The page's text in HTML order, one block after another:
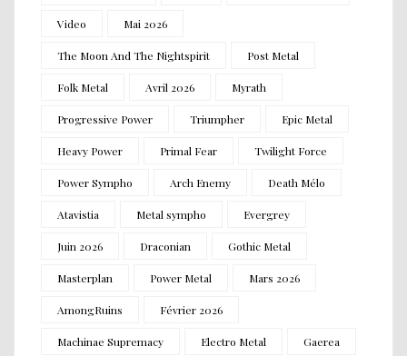
Video Mai 2026
The Moon And The Nightspirit Post Metal
Folk Metal Avril 2026 Myrath
Progressive Power Triumpher Epic Metal
Heavy Power Primal Fear Twilight Force
Power Sympho Arch Enemy Death Mélo
Atavistia Metal sympho Evergrey
Juin 2026 Draconian Gothic Metal
Masterplan Power Metal Mars 2026
AmongRuins Février 2026
Machinae Supremacy Electro Metal Gaerea